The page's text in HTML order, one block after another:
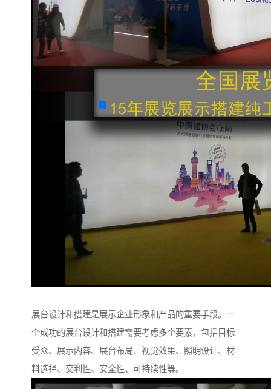
展台设计和搭建是展示企业形象和产品的重要手段。一
个成功的展台设计和搭建需要考虑多个要素，包括目标
受众、展示内容、展台布局、视觉效果、照明设计、材
料选择、交利性、安全性、可持续性等。